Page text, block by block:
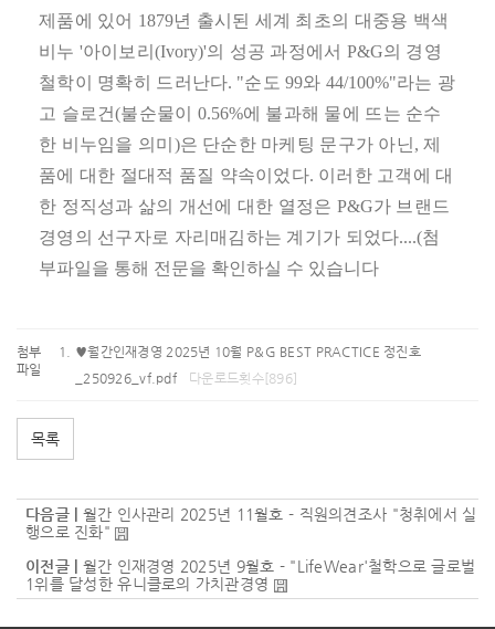
제품에 있어 1879년 출시된 세계 최초의 대중용 백색
비누 '아이보리 (Ivory)'의 성공 과정에서 P&G의 경영
철학이 명확히 드러난다. "순도99와 44/100%"라는 광
고 슬로건(불순물이 0.56%에 불과해 물에 뜨는 순수
한 비누임을 의미 )은 단순한 마케팅 문구가 아닌 ,제
품에 대한 절대적 품질 약속이었다. 이러한 고객에 대
한 정직성과 삶의 개선에 대한 열정은 P&G가 브랜드
경영의 선구자로 자리매김하는 계기가 되었다....(첨
부파일을 통해 전문을 확인하실 수 있습니다
첨부
파일
♥월간인재경영 2025년 10월 P&G BEST PRACTICE 정진호
_250926_vf.pdf
다운로드횟수[896]
목록
다음글 | 월간 인사관리 2025년 11월호 - 직원의견조사 "청취에서 실
행으로 진화"
이전글 | 월간 인재경영 2025년 9월호 - "LifeWear'철학으로 글로벌
1위를 달성한 유니클로의 가치관경영